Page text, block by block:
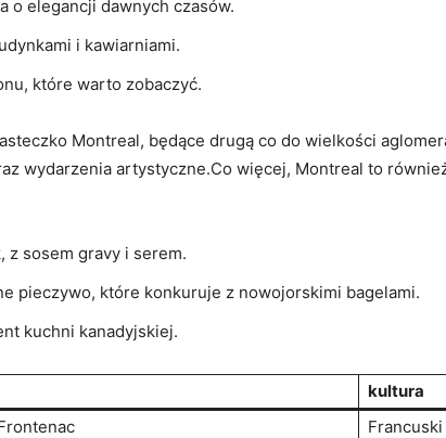
o elegancji dawnych czasów.
i kawiarniami.
które warto zobaczyć.
Montreal, będące drugą co do wielkości
wydarzenia artystyczne.Co więcej, Montreal to
z sosem gravy i serem.
pieczywo, które konkuruje z nowojorskimi bagelami.
kuchni kanadyjskiej.
kultura